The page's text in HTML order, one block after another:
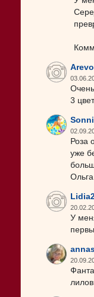
3
Роза
уже
У